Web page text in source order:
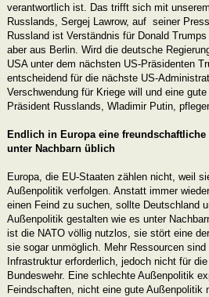
verantwortlich ist. Das trifft sich mit
Russlands, Sergej Lawrow, auf seiner
Russland ist Verständnis für Donald
aber aus Berlin. Wird die deutsche
USA unter dem nächsten US-Präsidenten
entscheidend für die nächste US-
Verschwendung für Kriege will und eine
Präsident Russlands, Wladimir Putin,
Endlich in Europa eine
unter Nachbarn üblich
Europa, die EU-Staaten zählen nicht, weil
Außenpolitik verfolgen. Anstatt immer
einen Feind zu suchen, sollte Deutschland
Außenpolitik gestalten wie es unter
ist die NATO völlig nutzlos, sie stört eine
sie sogar unmöglich. Mehr Ressourcen
Infrastruktur erforderlich, jedoch nicht für
Bundeswehr. Eine schlechte Außenpolitik
Feindschaften, nicht eine gute Außenpolitik